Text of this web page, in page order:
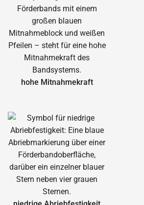
hohe Mitnahmekraft